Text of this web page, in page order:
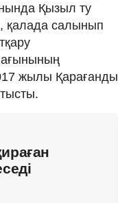
Қызыл ту
қалада салынып
ағынының
жылы Қарағанды